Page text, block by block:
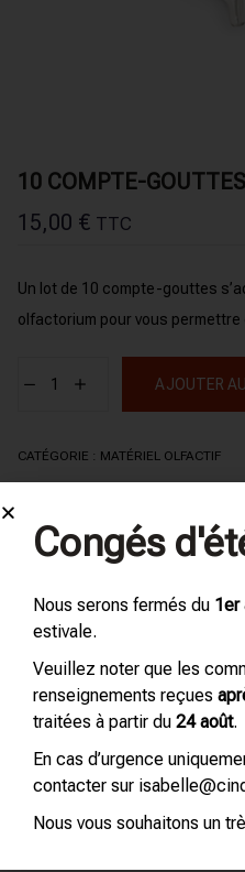
10 COMPTE-GOUTTES
15,00 € TTC
Un lot de 10 compte-gouttes
olfactorium pour vous
AJOUTER
CATÉGORIE : MATÉRIEL OLFACTIF
DESCRIPTION
Compte-gouttes montés avec
Capsules PH13 blanches à
Tétines nitrile blanches diam
Pipettes F 1 x 32/34 diam
sodocalcique
Congés
Nous serons fermés du 1er
estivale.
Veuillez noter que les
renseignements reçues
traitées à partir du 24 août.
En cas d’urgence
contacter sur
Nous vous souhaitons un